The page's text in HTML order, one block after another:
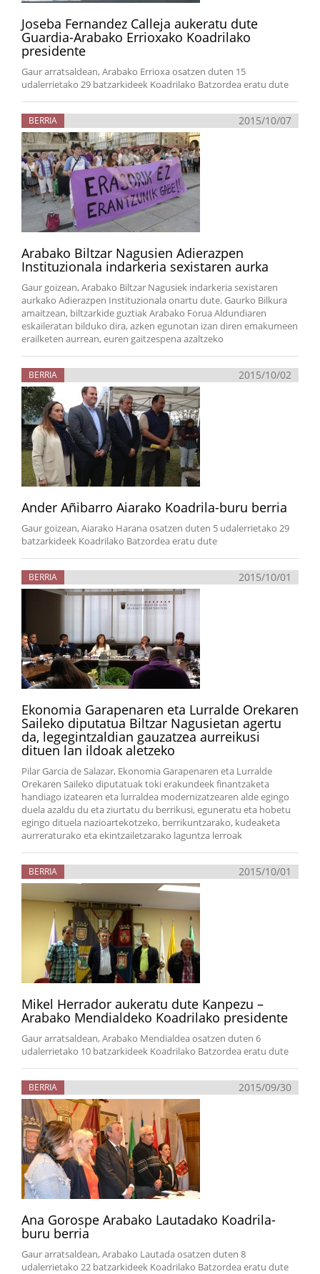
Joseba Fernandez Calleja aukeratu dute
Guardia-Arabako Errioxako Koadrilako
presidente
Gaur arratsaldean, Arabako Errioxa osatzen duten 15
udalerrietako 29 batzarkideek Koadrilako Batzordea eratu dute
BERRIA 2015/10/07
Arabako Biltzar Nagusien Adierazpen
Instituzionala indarkeria sexistaren aurka
Gaur goizean, Arabako Biltzar Nagusiek indarkeria sexistaren
aurkako Adierazpen Instituzionala onartu dute. Gaurko Bilkura
amaitzean, biltzarkide guztiak Arabako Forua Aldundiaren
eskaileratan bilduko dira, azken egunotan izan diren emakumeen
erailketen aurrean, euren gaitzespena azaltzeko
BERRIA 2015/10/02
Ander Añibarro Aiarako Koadrila-buru berria
Gaur goizean, Aiarako Harana osatzen duten 5 udalerrietako 29
batzarkideek Koadrilako Batzordea eratu dute
BERRIA 2015/10/01
Ekonomia Garapenaren eta Lurralde Orekaren
Saileko diputatua Biltzar Nagusietan agertu
da, legegintzaldian gauzatzea aurreikusi
dituen lan ildoak aletzeko
Pilar Garcia de Salazar, Ekonomia Garapenaren eta Lurralde
Orekaren Saileko diputatuak toki erakundeek finantzaketa
handiago izatearen eta lurraldea modernizatzearen alde egingo
duela azaldu du eta ziurtatu du berrikusi, eguneratu eta hobetu
egingo dituela nazioartekotzeko, berrikuntzarako, kudeaketa
aurreraturako eta ekintzailetzarako laguntza lerroak
BERRIA 2015/10/01
Mikel Herrador aukeratu dute Kanpezu –
Arabako Mendialdeko Koadrilako presidente
Gaur arratsaldean, Arabako Mendialdea osatzen duten 6
udalerrietako 10 batzarkideek Koadrilako Batzordea eratu dute
BERRIA 2015/09/30
Ana Gorospe Arabako Lautadako Koadrila-
buru berria
Gaur arratsaldean, Arabako Lautada osatzen duten 8
udalerrietako 22 batzarkideek Koadrilako Batzordea eratu dute